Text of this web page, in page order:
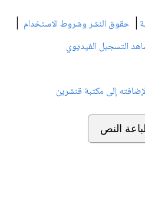
| حقوق النشر وشروط الاستخدام |
التسجيل الفيديوي
إلى مكتبة قنشرين
النص